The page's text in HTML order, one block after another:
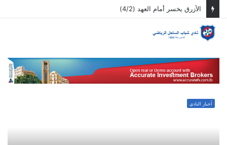
الأزرق يخسر أمام العهد (4/2)
أخبار النادي